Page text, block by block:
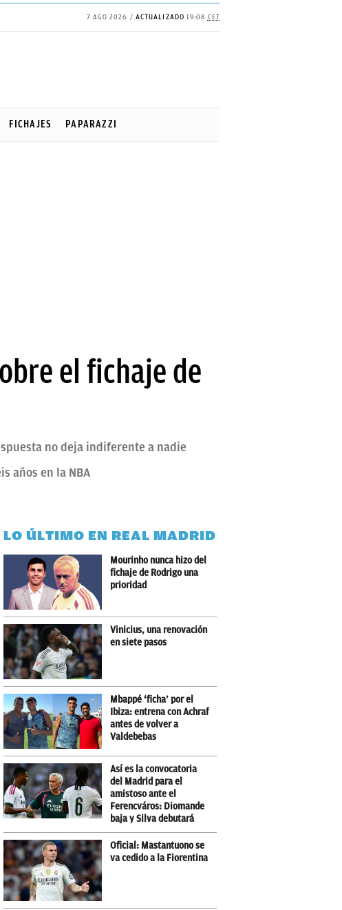
7 AGO 2026 ACTUALIZADO 19:08 CET
FICHAJES PAPARAZZI
el fichaje de
no deja indiferente a nadie
años en la NBA
LO ÚLTIMO EN REAL MADRID
Mourinho nunca hizo del
fichaje de Rodrigo una
prioridad
Vinicius, una renovación
en siete pasos
Mbappé ‘ficha’ por el
Ibiza: entrena con Achraf
antes de volver a
Valdebebas
Así es la convocatoria
del Madrid para el
amistoso ante el
Ferencváros: Diomande
baja y Silva debutará
Oficial: Mastantuono se
va cedido a la Fiorentina